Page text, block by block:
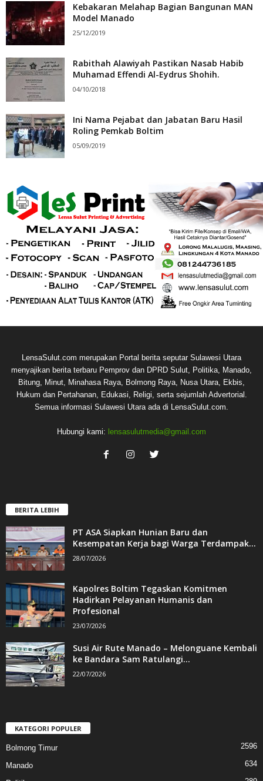
Kebakaran Melahap Bagian Bangunan MAN
Model Manado
25/12/2019
Rabithah Alawiyah Pastikan Nasab Habib
Muhamad Effendi Al-Eydrus Shohih.
04/10/2018
Ini Nama Pejabat dan Jabatan Baru Hasil
Roling Pemkab Boltim
05/09/2019
LensaSulut.com merupakan Portal berita seputar Sulawesi Utara
menyajikan berita terbaru Pemprov dan DPRD Sulut, Politika, Manado,
Bitung, Minut, Minahasa Raya, Bolmong Raya, Nusa Utara, Ekbis,
Hukum dan Pertahanan, Edukasi, Religi, serta sejumlah Advertorial.
Semua informasi Sulawesi Utara ada di LensaSulut.com.
Hubungi kami: lensasulutmedia@gmail.com
BERITA LEBIH
PT ASA Siapkan Hunian Baru dan
Kesempatan Kerja bagi Warga Terdampak...
28/07/2026
Kapolres Boltim Tegaskan Komitmen
Hadirkan Pelayanan Humanis dan
Profesional
23/07/2026
Susi Air Rute Manado – Melonguane Kembali
ke Bandara Sam Ratulangi...
22/07/2026
KATEGORI POPULER
Bolmong Timur 2596
Manado 634